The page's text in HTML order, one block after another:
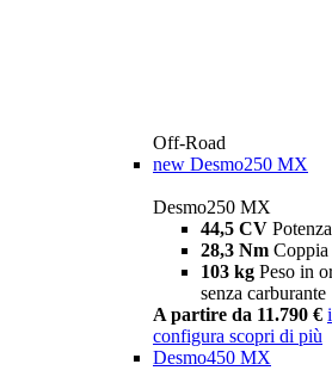
Off-Road
new Desmo250 MX
Desmo250 MX
44,5 CV Potenza
28,3 Nm Coppia
103 kg Peso in
senza carburante
A partire da 11.790 € i
configura scopri di più
Desmo450 MX